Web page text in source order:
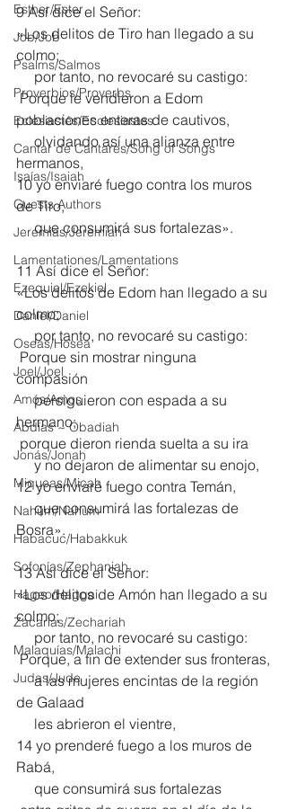
Esther/Ester
Job/Job
Psalms/Salmos
Proverbios/Proverbs
Eclesiastés/Ecclesiastes
Cantar de Cantares/Song of Songs
Isaías/Isaiah
Guests Authors
Jeremias/Jeremiah
Lamentationes/Lamentations
Ezequiel/Ezekiel
Daniel/Daniel
Oseas/Hosea
Joel/Joel
Amós/Amos
Abdías ~ Obadiah
Jonás/Jonah
Miqueas/Micah
Nahúm/Nahum
Habacuc/Habakkuk
Sofonías/Zephaniah
Hageo/Haggai
Zacarías/Zechariah
Malaquías/Malachi
Judas/Jude
9 Así dice el Señor:
«Los delitos de Tiro han llegado a su
colmo;
     por tanto, no revocaré su castigo:
Porque le vendieron a Edom
poblaciones enteras de cautivos,
     olvidando así una alianza entre
hermanos,
10 yo enviaré fuego contra los muros
de Tiro,
     que consumirá sus fortalezas».
11 Así dice el Señor:
«Los delitos de Edom han llegado a su
colmo;
     por tanto, no revocaré su castigo:
compasión
     persiguieron con espada a su
hermano;
porque dieron rienda suelta a su ira
     y no dejaron de alimentar su enojo,
12 yo enviaré fuego contra Temán,
     que consumirá las fortalezas de
Bosra».
13 Así dice el Señor:
«Los delitos de Amón han llegado a su
colmo;
     por tanto, no revocaré su castigo:
Porque, a fin de extender sus fronteras,
     a las mujeres encintas de la región
de Galaad
     les abrieron el vientre,
14 yo prenderé fuego a los muros de
Rabá,
     que consumirá sus fortalezas